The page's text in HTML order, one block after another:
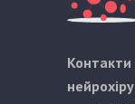
Контакти